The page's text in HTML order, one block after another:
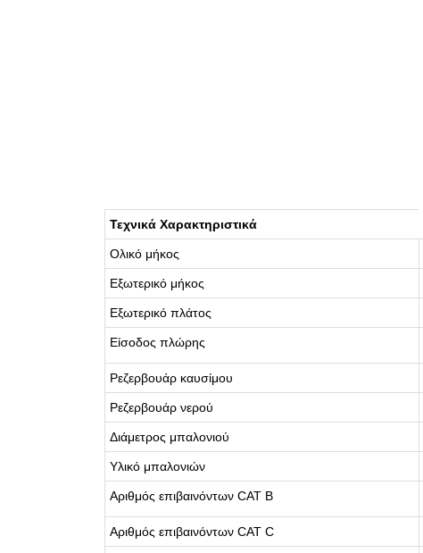
Τεχνικά Χαρακτηριστικά
Ολικό μήκος
Εξωτερικό μήκος
Εξωτερικό πλάτος
Είσοδος πλώρης
Ρεζερβουάρ καυσίμου
Ρεζερβουάρ νερού
Διάμετρος μπαλονιού
Υλικό μπαλονιών
Αριθμός επιβαινόντων CAT B
Αριθμός επιβαινόντων CAT C